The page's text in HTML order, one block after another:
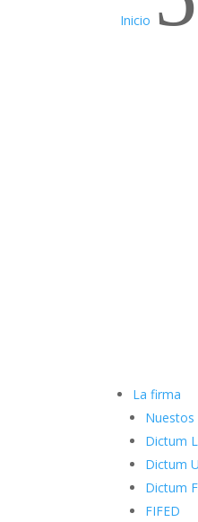
Inicio
La firma
Nuestos
Dictum
Dictum
Dictum
FIFED